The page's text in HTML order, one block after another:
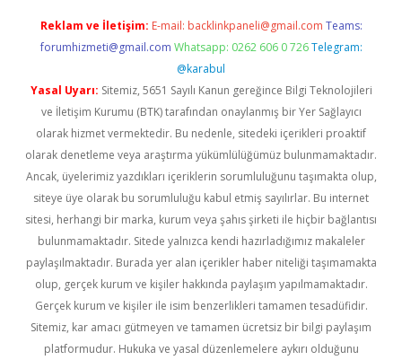
Reklam ve İletişim: E-mail: backlinkpaneli@gmail.com Teams:
forumhizmeti@gmail.com Whatsapp: 0262 606 0 726 Telegram:
@karabul
Yasal Uyarı: Sitemiz, 5651 Sayılı Kanun gereğince Bilgi Teknolojileri
ve İletişim Kurumu (BTK) tarafından onaylanmış bir Yer Sağlayıcı
olarak hizmet vermektedir. Bu nedenle, sitedeki içerikleri proaktif
olarak denetleme veya araştırma yükümlülüğümüz bulunmamaktadır.
Ancak, üyelerimiz yazdıkları içeriklerin sorumluluğunu taşımakta olup,
siteye üye olarak bu sorumluluğu kabul etmiş sayılırlar. Bu internet
sitesi, herhangi bir marka, kurum veya şahıs şirketi ile hiçbir bağlantısı
bulunmamaktadır. Sitede yalnızca kendi hazırladığımız makaleler
paylaşılmaktadır. Burada yer alan içerikler haber niteliği taşımamakta
olup, gerçek kurum ve kişiler hakkında paylaşım yapılmamaktadır.
Gerçek kurum ve kişiler ile isim benzerlikleri tamamen tesadüfidir.
Sitemiz, kar amacı gütmeyen ve tamamen ücretsiz bir bilgi paylaşım
platformudur. Hukuka ve yasal düzenlemelere aykırı olduğunu